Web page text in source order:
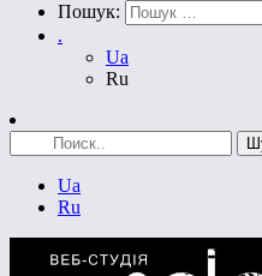
Пошук:
.
Ua
Ru
Ua
Ru